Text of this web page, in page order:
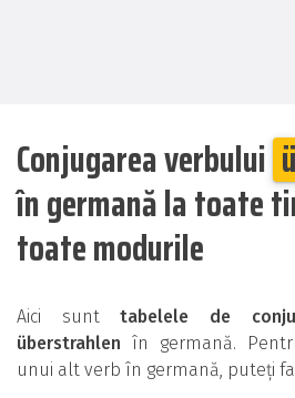
Conjugarea verbului
în germană la toate
toate modurile
Aici sunttabelele de
überstrahlen în germană.
unui alt verb în germană, puteți